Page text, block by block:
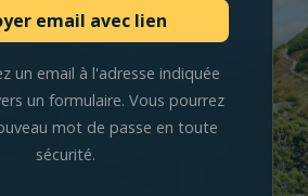
un email à l'adresse indiquée
un formulaire. Vous pourrez
mot de passe en toute
sécurité.